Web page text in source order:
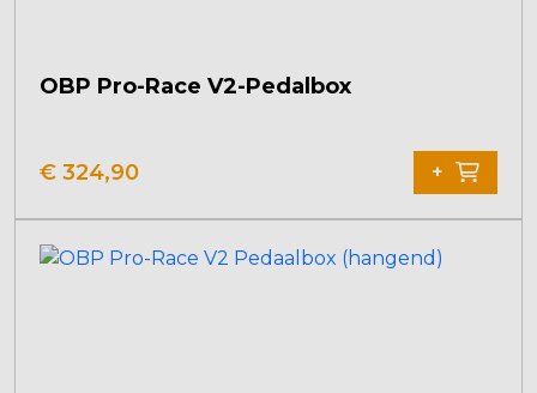
OBP Pro-Race V2-Pedalbox
€ 324,90 +